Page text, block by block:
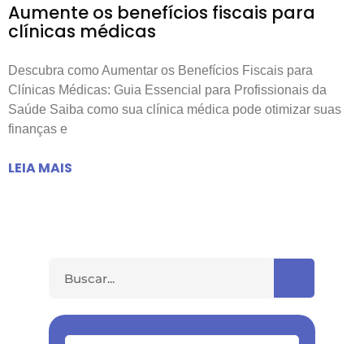
Aumente os benefícios fiscais para
clínicas médicas
Descubra como Aumentar os Benefícios Fiscais para
Clínicas Médicas: Guia Essencial para Profissionais da
Saúde Saiba como sua clínica médica pode otimizar suas
finanças e
LEIA MAIS